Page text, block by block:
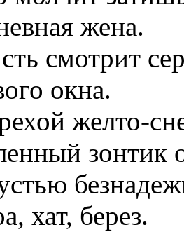
жена.
смотрит
окна.
желто-
зонтик
хат, берез.